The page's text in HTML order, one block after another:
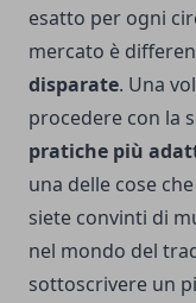
esatto per ogni
mercato è
disparate. Una
procedere con la
pratiche più
una delle cose
siete convinti di
nel mondo del
sottoscrivere un